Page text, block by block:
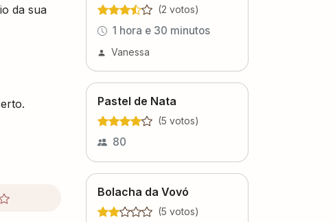
da sua
(2 votos)
1 hora e 30 minutos
Vanessa
Pastel de Nata
(5 votos)
80
Bolacha da Vovó
(5 votos)